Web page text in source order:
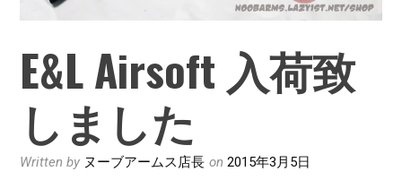
E&L Airsoft 入荷致
しました
Written by ヌーブアームス店長 on2015年3月5日